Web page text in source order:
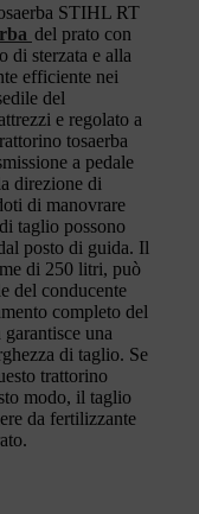
STIHL RT
del prato con
di sterzata e alla
efficiente nei
del
e regolato a
tosaerba
a pedale
direzione di
di manovrare
taglio possono
posto di guida. Il
di 250 litri, può
del conducente
completo del
una
di taglio. Se
trattorino
modo, il taglio
da fertilizzante